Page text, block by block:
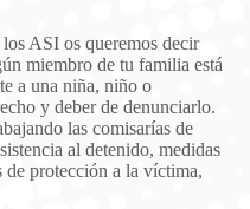
ASI os queremos decir
miembro de tu familia está
a una niña, niño o
y deber de denunciarlo.
las comisarías de
al detenido, medidas
de protección a la víctima,